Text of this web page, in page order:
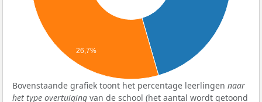
26,7%
Bovenstaande grafiek toont het percentage leerlingen naar
het type overtuiging van de school (het aantal wordt getoond